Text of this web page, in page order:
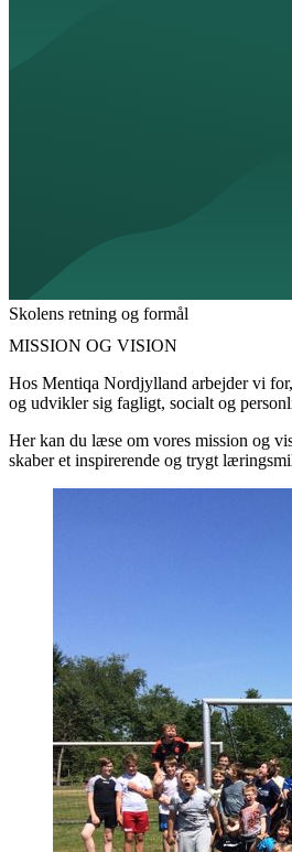
Skolens retning og formål
MISSION OG VISION
Hos Mentiqa Nordjylland arbejder vi
og udvikler sig fagligt, socialt og
Her kan du læse om vores mission og
skaber et inspirerende og trygt